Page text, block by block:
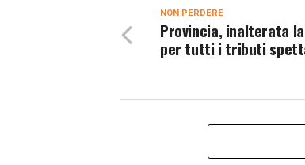
NON PERDERE
Provincia, inalterata
per tutti i tributi